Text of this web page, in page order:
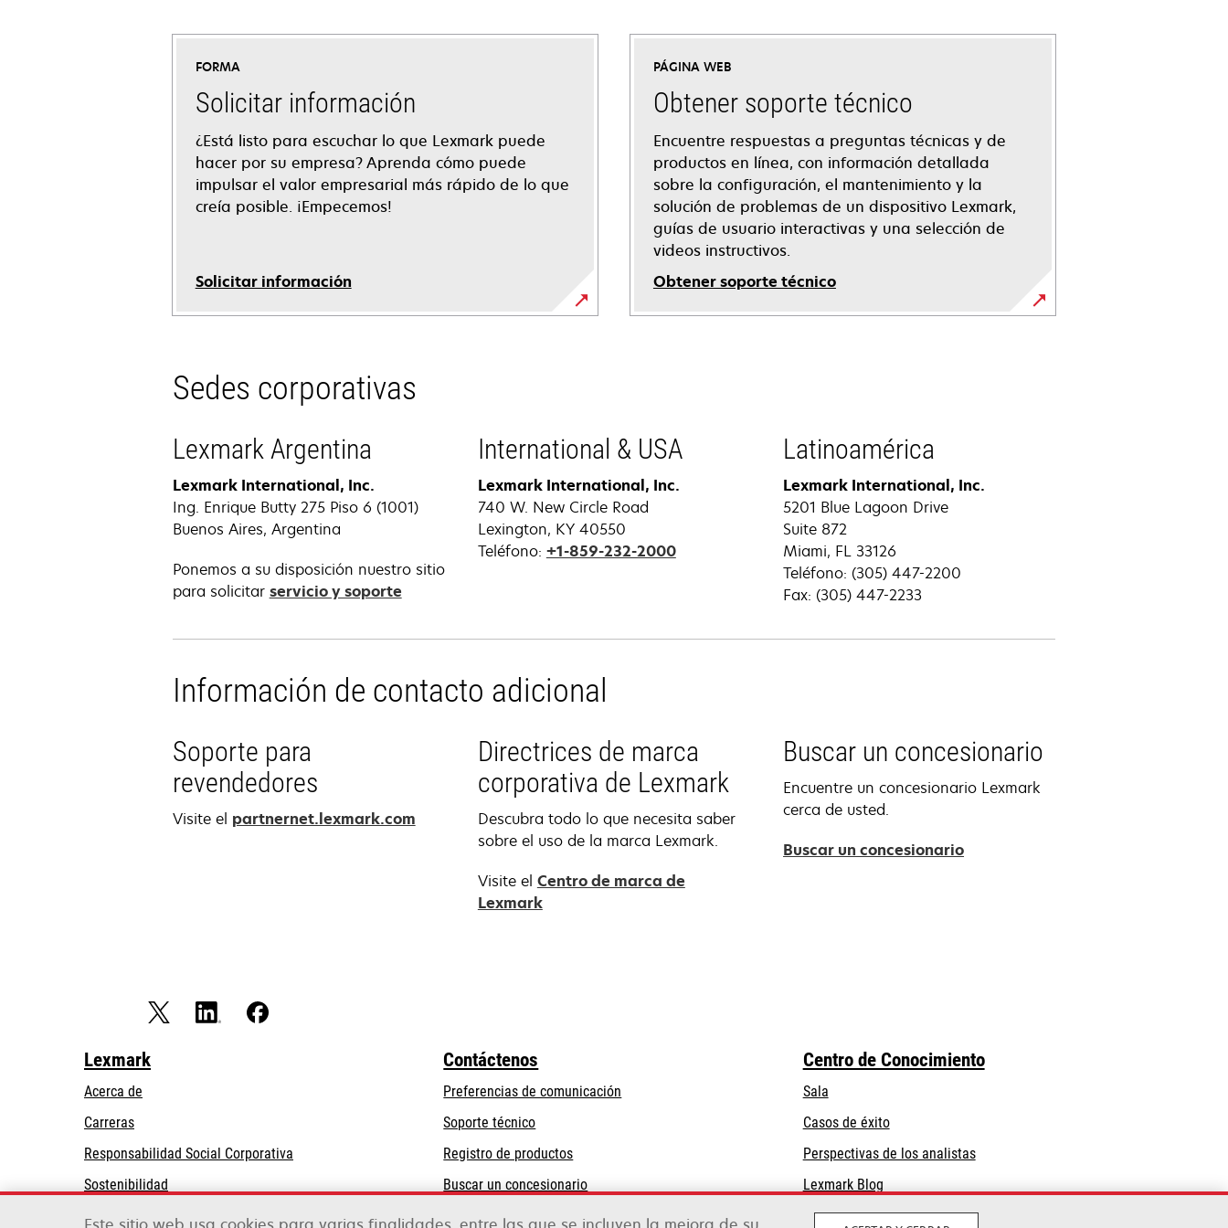
FORMA
Solicitar información
¿Está listo para escuchar lo que Lexmark puede
hacer por su empresa? Aprenda cómo puede
impulsar el valor empresarial más rápido de lo que
creía posible. ¡Empecemos!
Solicitar información
PÁGINA WEB
Obtener soporte técnico
Encuentre respuestas a preguntas técnicas y de
productos en línea, con información detallada
sobre la configuración, el mantenimiento y la
solución de problemas de un dispositivo Lexmark,
guías de usuario interactivas y una selección de
videos instructivos.
Obtener soporte técnico
se
Sedes corporativas
Lexmark Argentina
Lexmark International, Inc.
Ing. Enrique Butty 275 Piso 6 (1001)
Buenos Aires, Argentina
Ponemos a su disposición nuestro sitio
para solicitar servicio y soportese
en
pestaña
nueva
International & USA
Lexmark International, Inc.
740 W. New Circle Road
Lexington, KY 40550
Teléfono: +1-859-232-2000
Latinoamérica
Lexmark International, Inc.
5201 Blue Lagoon Drive
Suite 872
Miami, FL 33126
Teléfono: (305) 447-2200
Fax: (305) 447-2233
Información de contacto adicional
Soporte para
revendedores
Visite el partnernet.lexmark.comse
Directrices de marca
corporativa de Lexmark
Descubra todo lo que necesita saber
sobre el uso de la marca Lexmark.
Visite el Centro de marca de
Lexmarkse
Buscar un concesionario
Encuentre un concesionario Lexmark
cerca de usted.
Buscar un concesionario
Lexmark
Acerca de
Carreras
Responsabilidad Social Corporativa
en
una
Sostenibilidad
Partners de Lexmark
Contáctenos
Preferencias de comunicación
Soporte técnicose
abre
en
una
Registro de productos
Buscar un concesionario
Centro de Conocimiento
Sala
Casos de éxito
Perspectivas de los analistas
Lexmark Blog